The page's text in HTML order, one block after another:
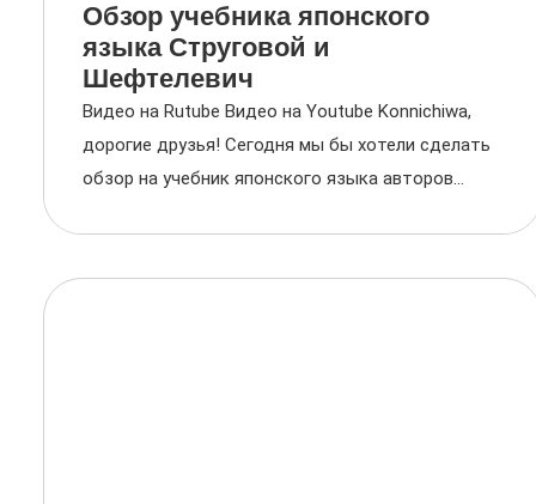
Обзор учебника японского
языка Струговой и
Шефтелевич
Видео на Rutube Видео на Youtube Konnichiwa,
дорогие друзья! Сегодня мы бы хотели сделать
обзор на учебник японского языка авторов...